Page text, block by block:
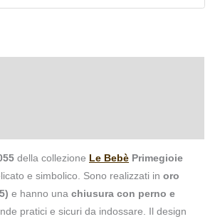
della collezione Le Bebè Primegioie
e simbolico. Sono realizzati inoro
e hanno unachiusura con perno e
pratici e sicuri da indossare. Il design